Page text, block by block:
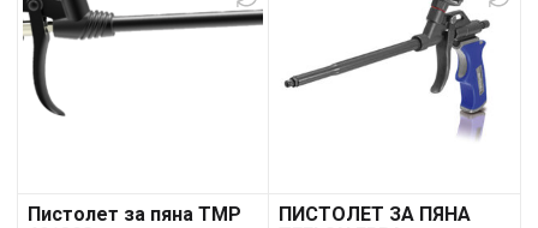
Пистолет за пяна ТМР
ПИСТОЛЕТ ЗА ПЯНА